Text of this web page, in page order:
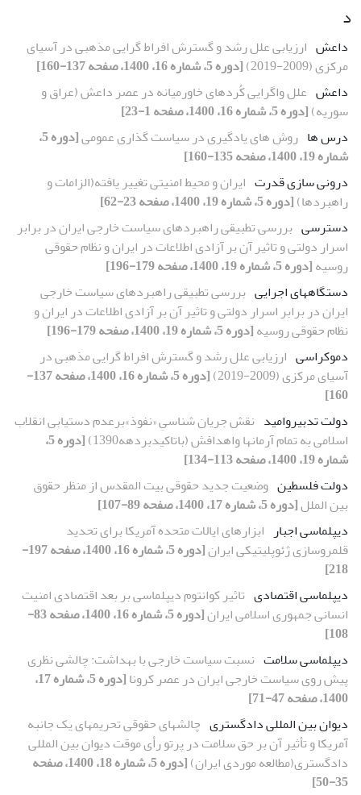
د
داعش ارزیابی علل رشد و گسترش افراط گرایی مذهبی در آسیای
مرکزی (2009-2019)
[دوره 5، شماره 16، 1400، صفحه 137-160]
داعش علل واگرایی کُردهای خاورمیانه در عصر داعش (عراق و
سوریه)[دوره 5، شماره 16، 1400، صفحه 1-23]
درس ها روش های یادگیری در سیاست گذاری عمومی
[دوره 5،
شماره 19، 1400، صفحه 135-160]
درونی سازی قدرت ایران و محیط امنیتی تغییر یافته(الزامات و
راهبردها)[دوره 5، شماره 19، 1400، صفحه 23-62]
دسترسی بررسی تطبیقی راهبردهای سیاست خارجی ایران در برابر
اسرار دولتی و تاثیر آن بر آزادی اطلاعات در ایران و نظام حقوقی
روسیه[دوره 5، شماره 19، 1400، صفحه 179-196]
دستگاههای اجرایی بررسی تطبیقی راهبردهای سیاست خارجی
ایران در برابر اسرار دولتی و تاثیر آن بر آزادی اطلاعات در ایران و
نظام حقوقی روسیه[دوره 5، شماره 19، 1400، صفحه 179-196]
دموکراسی ارزیابی علل رشد و گسترش افراط گرایی مذهبی در
آسیای مرکزی (2009-2019)
[دوره 5، شماره 16، 1400، صفحه 137-
160]
دولت تدبیروامید نقش جریان شناسیِ «نفوذ»برعدم دستیابی انقلاب
اسلامی به تمام آرمانها واهدافش (باتاکیدبردهه1390)
[دوره 5،
شماره 19، 1400، صفحه 113-134]
دولت فلسطین وضعیت جدید حقوقی بیت المقدس از منظر حقوق
بین الملل[دوره 5، شماره 17، 1400، صفحه 89-107]
دیپلماسی اجبار ابزارهای ایالات متحده آمریکا برای تحدید
قلمروسازی ژئوپلیتیکی ایران
[دوره 5، شماره 16، 1400، صفحه 197-
218]
دیپلماسی اقتصادی تاثیر کوانتوم دیپلماسی بر بعد اقتصادی امنیت
انسانی جمهوری اسلامی ایران
[دوره 5، شماره 16، 1400، صفحه 83-
108]
دیپلماسی سلامت نسبت سیاست خارجی با بهداشت: چالشی نظری
پیش روی سیاست خارجی ایران در عصر کرونا
[دوره 5، شماره 17،
1400، صفحه 47-71]
دیوان بین المللی دادگستری چالشهای حقوقی تحریمهای یک جانبه
آمریکا و تأثیر آن بر حق سلامت در پرتو رأی موقت دیوان بین المللی
دادگستری(مطالعه موردی ایران)
[دوره 5، شماره 18، 1400، صفحه
35-50]